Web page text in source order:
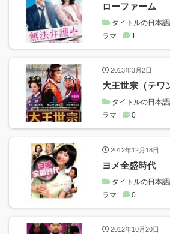
ローファーム
タイトルの日本
ラマ
1
2013年3月2日
大王世宗（テワ
タイトルの日本
ラマ
0
2012年12月18日
ヨメ全盛時代
タイトルの日本
ラマ
0
2012年10月20日